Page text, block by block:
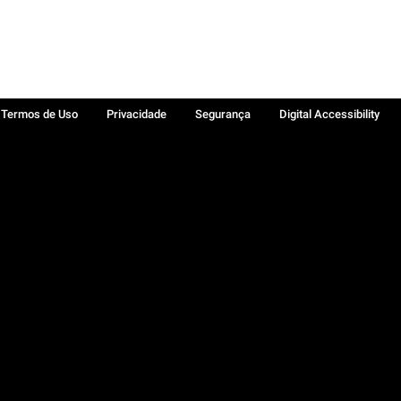
Termos de Uso Privacidade Segurança
Digital Accessibility